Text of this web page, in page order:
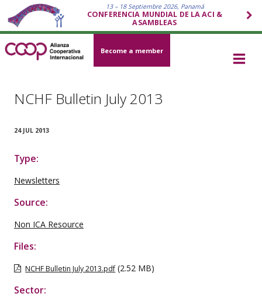
13 – 18 Septiembre 2026, Panamá
CONFERENCIA MUNDIAL DE LA ACI &
ASAMBLEAS
Become a member
NCHF Bulletin July 2013
24 JUL 2013
Type:
Newsletters
Source:
Non ICA Resource
Files:
NCHF Bulletin July 2013.pdf (2.52 MB)
Sector: